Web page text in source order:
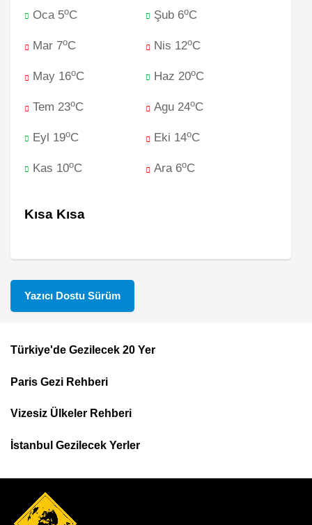
Oca 5oC Şub 6oC
Mar 7oC Nis 12oC
May 16oC Haz 20oC
Tem 23oC Agu 24oC
Eyl 19oC Eki 14oC
Kas 10oC Ara 6oC
Kısa Kısa
Yazıcı Dostu Sürüm
Footer
Top
Menu
Türkiye'de Gezilecek 20 Yer
Paris Gezi Rehberi
Vizesiz Ülkeler Rehberi
İstanbul Gezilecek Yerler